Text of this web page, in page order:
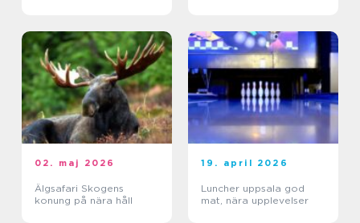
02. maj 2026
Älgsafari Skogens
konung på nära håll
19. april 2026
Luncher uppsala god
mat, nära upplevelser